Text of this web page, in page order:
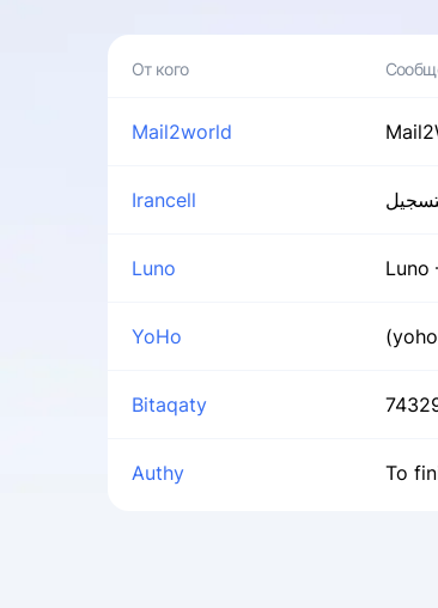
Mail2world
Irancell
Luno Luno
YoHo
Bitaqaty
Authy To